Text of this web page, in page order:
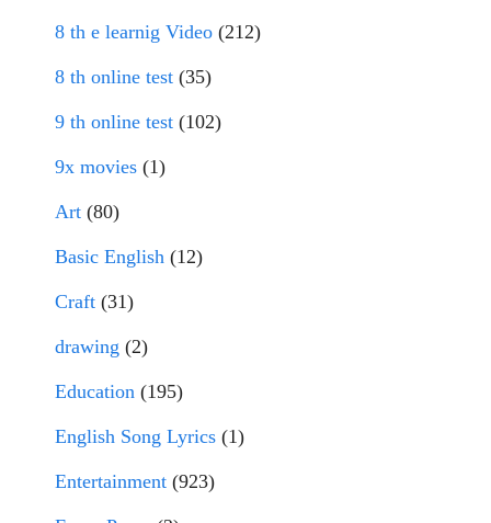
8 th e learnig Video (212)
8 th online test (35)
9 th online test (102)
9x movies (1)
Art (80)
Basic English (12)
Craft (31)
drawing (2)
Education (195)
English Song Lyrics (1)
Entertainment (923)